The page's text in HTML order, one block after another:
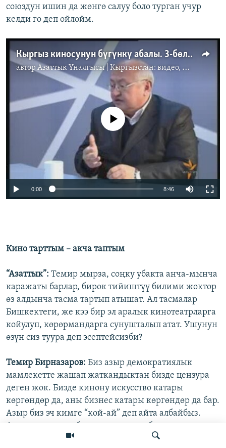
союздун ишин да жөнгө салуу боло турган учур
келди го деп ойлойм.
Кыргыз киносунун бүгүнкү абалы. 3-бөлүк
автор Азаттык Үналгысы | Кыргызстан: видео, фото, кабарлар
No media source currently available
0:00 8:46
Кино тарттым – акча таптым
“Азаттык”: Темир мырза, соңку убакта анча-мынча
каражаты барлар, бирок тийиштүү билими жоктор
өз алдынча тасма тартып атышат. Ал тасмалар
Бишкектеги, же кээ бир эл аралык кинотеатрларга
койулуп, көрөрмандарга сунушталып атат. Ушунун
өзүн сиз туура деп эсептейсизби?
Темир Бирназаров: Биз азыр демократиялык
мамлекетте жашап жаткандыктан бизде цензура
деген жок. Бизде кинону искусство катары
көргөндөр да, аны бизнес катары көргөндөр да бар.
Азыр биз эч кимге “кой-ай” деп айта албайбыз.
Анткени акчасы барлар режиссер болуп кино
тартып атышат. Кээ бирөө идеясына, улуттук